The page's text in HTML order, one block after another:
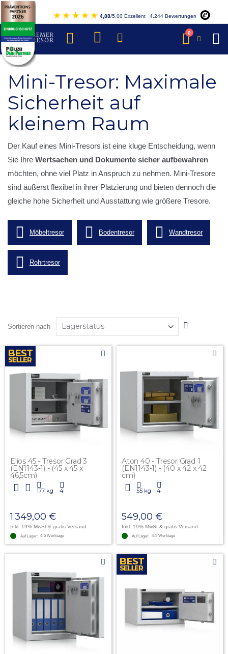
Direkt
zum
Inhalt
4,88/5,00 Exzellent 4.244 Bewertungen
Warenkorb
0 Artikel
Mini-Tresor: Maximale
Sicherheit auf
kleinem Raum
Der Kauf eines Mini-Tresors ist eine kluge Entscheidung, wenn
Sie Ihre Wertsachen und Dokumente sicher aufbewahren
möchten, ohne viel Platz in Anspruch zu nehmen. Mini-Tresore
sind äußerst flexibel in ihrer Platzierung und bieten dennoch die
gleiche hohe Sicherheit und Ausstattung wie größere Tresore.
Möbeltresor Bodentresor Wandtresor
Rohrtresor
Sortieren nach
Elios 45 - Tresor Grad 3
(EN1143-1) - (45 x 45 x
46,5cm)
177 kg 4
1.349,00 €
Inkl. 19% MwSt & gratis Versand
Auf Lager: 4-5 Werktage
Aton 40 - Tresor Grad 1
(EN1143-1) - (40 x 42 x 42
cm)
55 kg 4
549,00 €
Inkl. 19% MwSt & gratis Versand
Auf Lager: 4-5 Werktage